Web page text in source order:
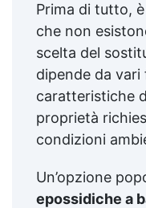
Prima di tutto,
che non
scelta del
dipende da
caratteristiche
proprietà
condizioni
Un’opzione
epossidiche a